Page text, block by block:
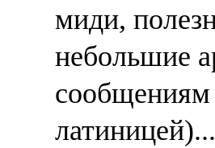
миди,
небольшие